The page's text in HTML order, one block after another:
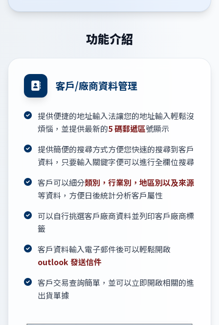
功能介紹
客戶/廠商資料管理
提供便捷的地址輸入法讓您的地址輸入輕鬆沒
煩惱，並提供最新的5 碼郵遞區號顯示
提供簡便的搜尋方式方便您快速的搜尋到客戶
資料，只要輸入關鍵字便可以進行全欄位搜尋
客戶可以細分類別，行業別，地區別以及來源
等資料，方便日後統計分析客戶屬性
可以自行挑選客戶廠商資料並列印客戶廠商標
籤
客戶資料輸入電子郵件後可以輕鬆開啟
outlook 發送信件
客戶交易查詢簡單，並可以立即開啟相關的進
出貨單據